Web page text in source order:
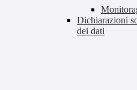
Dichiarazioni
dei dati